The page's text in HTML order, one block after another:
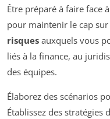
Être préparé à faire face
pour maintenir le cap
risques auxquels vous
liés à la finance, au
des équipes.
Élaborez des scénarios
Établissez des